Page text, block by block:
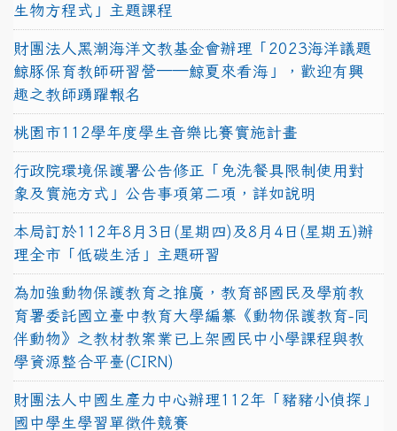
生物方程式」主題課程
財團法人黑潮海洋文教基金會辦理「2023海洋議題
鯨豚保育教師研習營──鯨夏來看海」，歡迎有興
趣之教師踴躍報名
桃園市112學年度學生音樂比賽實施計畫
行政院環境保護署公告修正「免洗餐具限制使用對
象及實施方式」公告事項第二項，詳如說明
本局訂於112年8月3日(星期四)及8月4日(星期五)辦
理全市「低碳生活」主題研習
為加強動物保護教育之推廣，教育部國民及學前教
育署委託國立臺中教育大學編纂《動物保護教育-同
伴動物》之教材教案業已上架國民中小學課程與教
學資源整合平臺(CIRN)
財團法人中國生產力中心辦理112年「豬豬小偵探」
國中學生學習單徵件競賽